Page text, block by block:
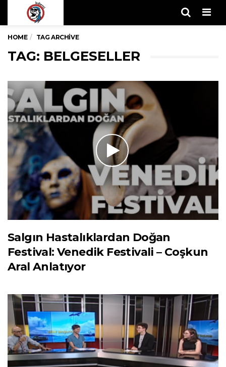
HOME TAG ARCHIVE
TAG: BELGESELLER
Salgın Hastalıklardan Doğan
Festival: Venedik Festivali – Coşkun
Aral Anlatıyor